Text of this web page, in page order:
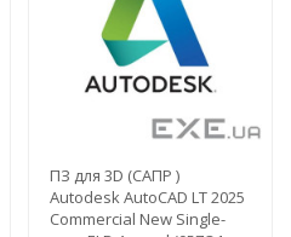
ПЗ для 3D (САПР )
Autodesk AutoCAD LT 2025
Commercial New Single-